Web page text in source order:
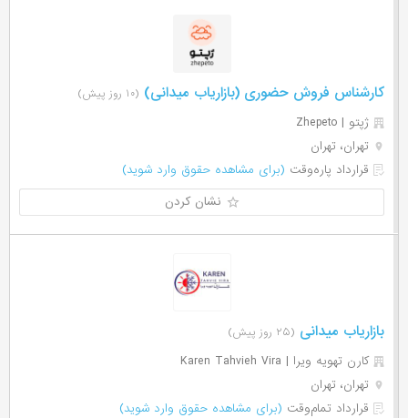
کارشناس فروش حضوری (بازاریاب میدانی) (۱۰ روز پیش)
ژپتو | Zhepeto
تهران، تهران
قرارداد پاره‌وقت (برای مشاهده حقوق وارد شوید)
نشان کردن
بازاریاب میدانی (۲۵ روز پیش)
كارن تهويه ويرا | Karen Tahvieh Vira
تهران، تهران
قرارداد تمام‌وقت (برای مشاهده حقوق وارد شوید)